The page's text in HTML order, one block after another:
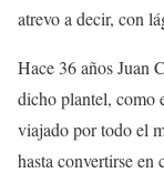
atrevo a decir, con
Hace 36 años Juan
dicho plantel, como
viajado por todo el
hasta convertirse en